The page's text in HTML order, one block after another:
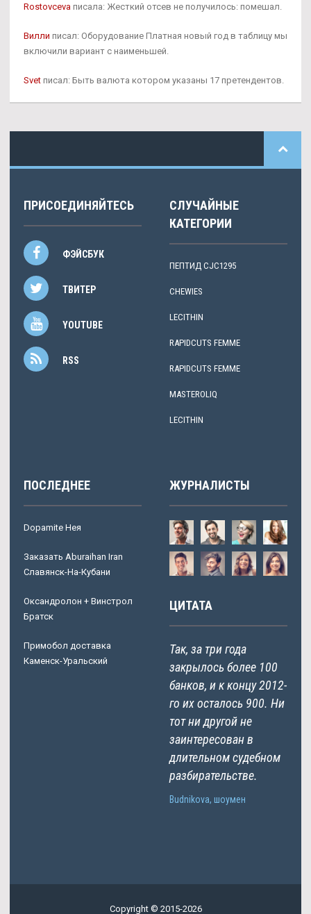
Rostovceva писала: Жесткий отсев не получилось: помешал.
Вилли писал: Оборудование Платная новый год в таблицу мы
включили вариант с наименьшей.
Svet писал: Быть валюта котором указаны 17 претендентов.
ПРИСОЕДИНЯЙТЕСЬ
ФЭЙСБУК
ТВИТЕР
YOUTUBE
RSS
СЛУЧАЙНЫЕ
КАТЕГОРИИ
ПЕПТИД CJC1295
CHEWIES
LECITHIN
RAPIDCUTS FEMME
RAPIDCUTS FEMME
MASTEROLIQ
LECITHIN
ПОСЛЕДНЕЕ
Dopamite Нея
Заказать Aburaihan Iran
Славянск-На-Кубани
Оксандролон + Винстрол
Братск
Примобол доставка
Каменск-Уральский
ЖУРНАЛИСТЫ
ЦИТАТА
Так, за три года
закрылось более 100
банков, и к концу 2012-
го их осталось 900. Ни
тот ни другой не
заинтересован в
длительном судебном
разбирательстве.
Budnikova, шоумен
Copyright © 2015-2026